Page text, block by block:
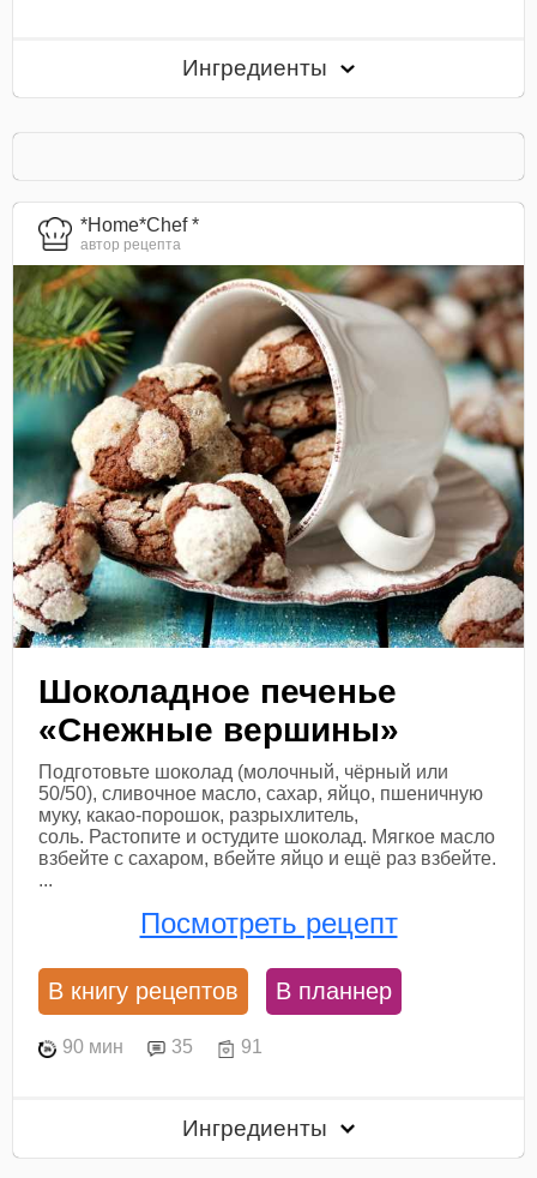
Ингредиенты
*Home*Chef *
автор рецепта
Шоколадное печенье
«Снежные вершины»
Подготовьте шоколад (молочный, чёрный или
50/50), сливочное масло, сахар, яйцо, пшеничную
муку, какао-порошок, разрыхлитель,
соль. Растопите и остудите шоколад. Мягкое масло
взбейте с сахаром, вбейте яйцо и ещё раз взбейте.
...
Посмотреть рецепт
В книгу рецептов В планнер
90 мин 35 91
Ингредиенты